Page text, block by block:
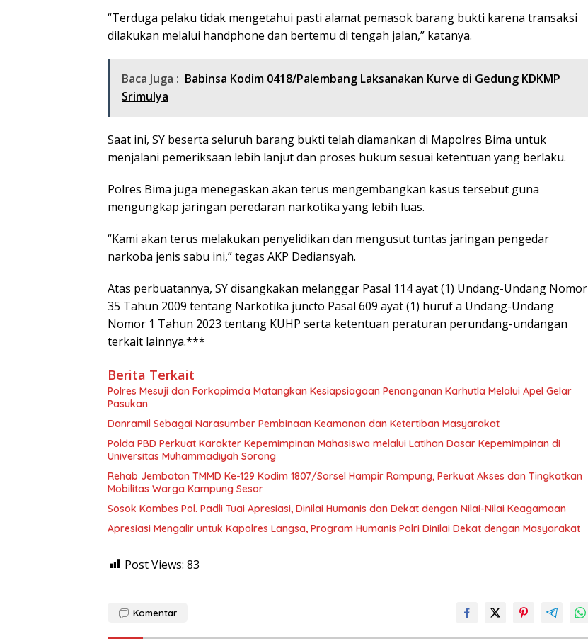
“Terduga pelaku tidak mengetahui pasti alamat pemasok barang bukti karena transaksi
dilakukan melalui handphone dan bertemu di tengah jalan,” katanya.
Baca Juga : Babinsa Kodim 0418/Palembang Laksanakan Kurve di Gedung KDKMP
Srimulya
Saat ini, SY beserta seluruh barang bukti telah diamankan di Mapolres Bima untuk
menjalani pemeriksaan lebih lanjut dan proses hukum sesuai ketentuan yang berlaku.
Polres Bima juga menegaskan akan terus mengembangkan kasus tersebut guna
mengungkap jaringan peredaran narkotika yang lebih luas.
“Kami akan terus melakukan penyelidikan dan mengusut tuntas jaringan pengedar
narkoba jenis sabu ini,” tegas AKP Dediansyah.
Atas perbuatannya, SY disangkakan melanggar Pasal 114 ayat (1) Undang-Undang Nomor
35 Tahun 2009 tentang Narkotika juncto Pasal 609 ayat (1) huruf a Undang-Undang
Nomor 1 Tahun 2023 tentang KUHP serta ketentuan peraturan perundang-undangan
terkait lainnya.***
Berita Terkait
Polres Mesuji dan Forkopimda Matangkan Kesiapsiagaan Penanganan Karhutla Melalui Apel Gelar
Pasukan
Danramil Sebagai Narasumber Pembinaan Keamanan dan Ketertiban Masyarakat
Polda PBD Perkuat Karakter Kepemimpinan Mahasiswa melalui Latihan Dasar Kepemimpinan di
Universitas Muhammadiyah Sorong
Rehab Jembatan TMMD Ke-129 Kodim 1807/Sorsel Hampir Rampung, Perkuat Akses dan Tingkatkan
Mobilitas Warga Kampung Sesor
Sosok Kombes Pol. Padli Tuai Apresiasi, Dinilai Humanis dan Dekat dengan Nilai-Nilai Keagamaan
Apresiasi Mengalir untuk Kapolres Langsa, Program Humanis Polri Dinilai Dekat dengan Masyarakat
Post Views: 83
Komentar